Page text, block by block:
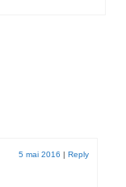
5 mai 2016 | Reply